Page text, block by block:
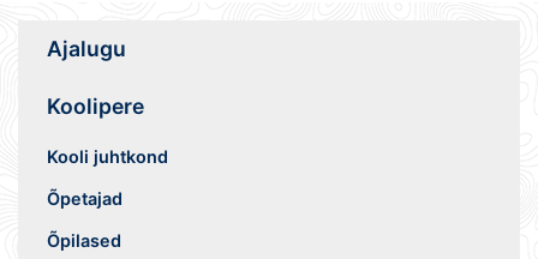
Ajalugu
Koolipere
Kooli juhtkond
Õpetajad
Õpilased